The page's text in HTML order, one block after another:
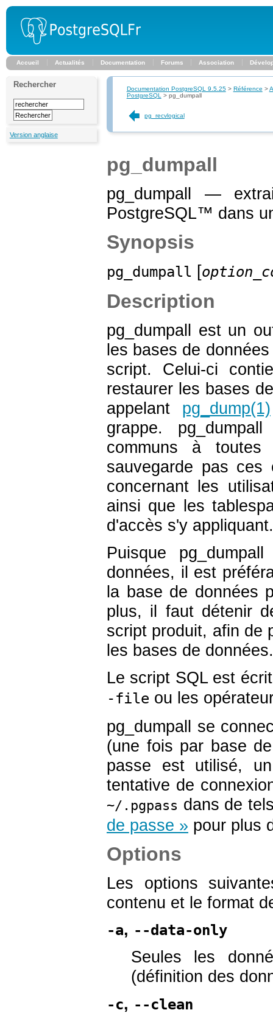
Accueil Actualités Documentation Forums Association
Rechercher
Version anglaise
Documentation PostgreSQL 9.5.25> Référence >
PostgreSQL
> pg_dumpall
pg_recvlogical
pg_dumpall
pg_dumpall —
PostgreSQL™ dans
Synopsis
pg_dumpall [
Description
pg_dumpall
est un
les bases de
script. Celui-ci
restaurer les bases
appelant pg_dump(1)
grappe. pg_dumpall
communs à
sauvegarde pas ces
concernant les
ainsi que les
d'accès s'y appliquant.
Puisque pg_dumpall
données, il est
la base de données
plus, il faut détenir
script produit, afin de
les bases de données.
Le script SQL est
-file ou les
pg_dumpall
se
(une fois par base
passe est utilisé,
tentative de
~/.pgpass dans de
de passe » pour plus
Options
Les options
contenu et le format
-a, --data-only
Seules les
(définition des
-c, --clean